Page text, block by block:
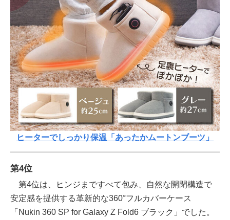
ヒーターでしっかり保温「あったかムートンブーツ」
第4位
第4位は、ヒンジまですべて包み、自然な開閉構造で
安定感を提供する革新的な360°フルカバーケース
「Nukin 360 SP for Galaxy Z Fold6 ブラック」でした。